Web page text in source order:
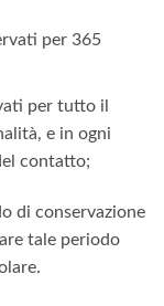
per 365
per tutto il
e in ogni
contatto;
di conservazione
tale periodo